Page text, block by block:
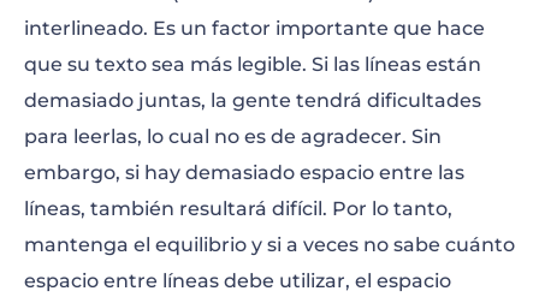
interlineado. Es un factor importante que hace
que su texto sea más legible. Si las líneas están
demasiado juntas, la gente tendrá dificultades
para leerlas, lo cual no es de agradecer. Sin
embargo, si hay demasiado espacio entre las
líneas, también resultará difícil. Por lo tanto,
mantenga el equilibrio y si a veces no sabe cuánto
espacio entre líneas debe utilizar, el espacio